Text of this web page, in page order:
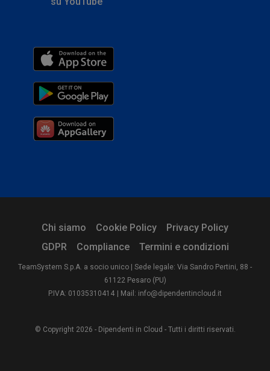
Chi siamo Cookie Policy
Privacy Policy
GDPR
Compliance Termini e condizioni
TeamSystem S.p.A. a socio unico | Sede legale: Via Sandro Pertini, 88 -
61122 Pesaro (PU)
P.IVA: 01035310414
| Mail: info@dipendentincloud.it
© Copyright 2026 - Dipendenti in Cloud - Tutti i diritti riservati.